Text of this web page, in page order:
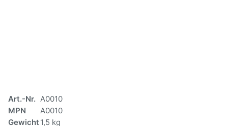
Art.-Nr. A0010
MPN
A0010
Gewicht 1,5 kg